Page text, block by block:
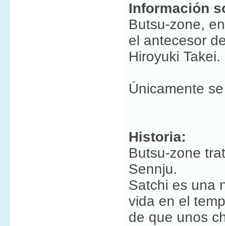
Información
Butsu-zone,
el antecesor
Hiroyuki Takei.
Únicamente
Historia:
Butsu-zone
Sennju.
Satchi es una
vida en el
de que unos